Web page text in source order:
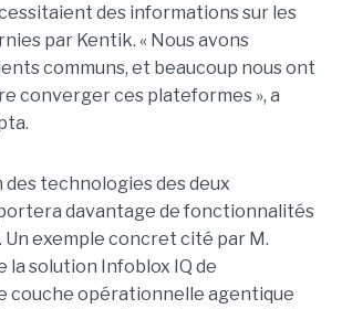
des informations sur les
par Kentik. « Nous avons
communs, et beaucoup nous ont
converger ces plateformes », a
des technologies des deux
davantage de fonctionnalités
Un exemple concret cité par M.
la solution Infoblox IQ de
couche opérationnelle agentique